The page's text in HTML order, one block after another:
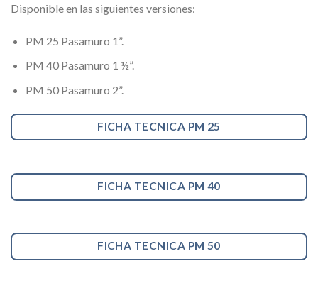
Disponible en las siguientes versiones:
PM 25 Pasamuro 1”.
PM 40 Pasamuro 1 ½”.
PM 50 Pasamuro 2”.
FICHA TECNICA PM 25
FICHA TECNICA PM 40
FICHA TECNICA PM 50